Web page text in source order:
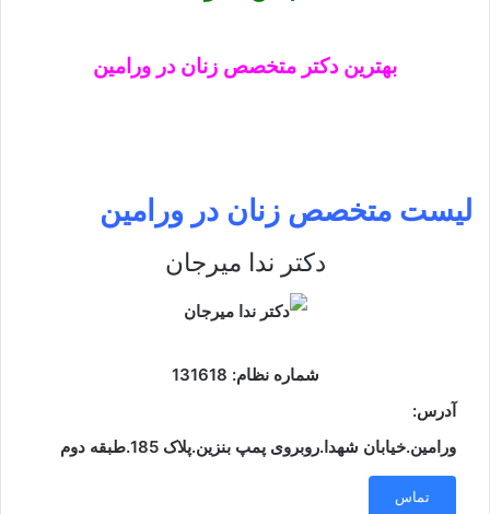
بهترین دکتر متخصص زنان در ورامین
لیست متخصص زنان در ورامین
دکتر ندا میرجان
شماره نظام: 131618
آدرس:
ورامین.خیابان شهدا.روبروی پمپ بنزین.پلاک 185.طبقه دوم
تماس